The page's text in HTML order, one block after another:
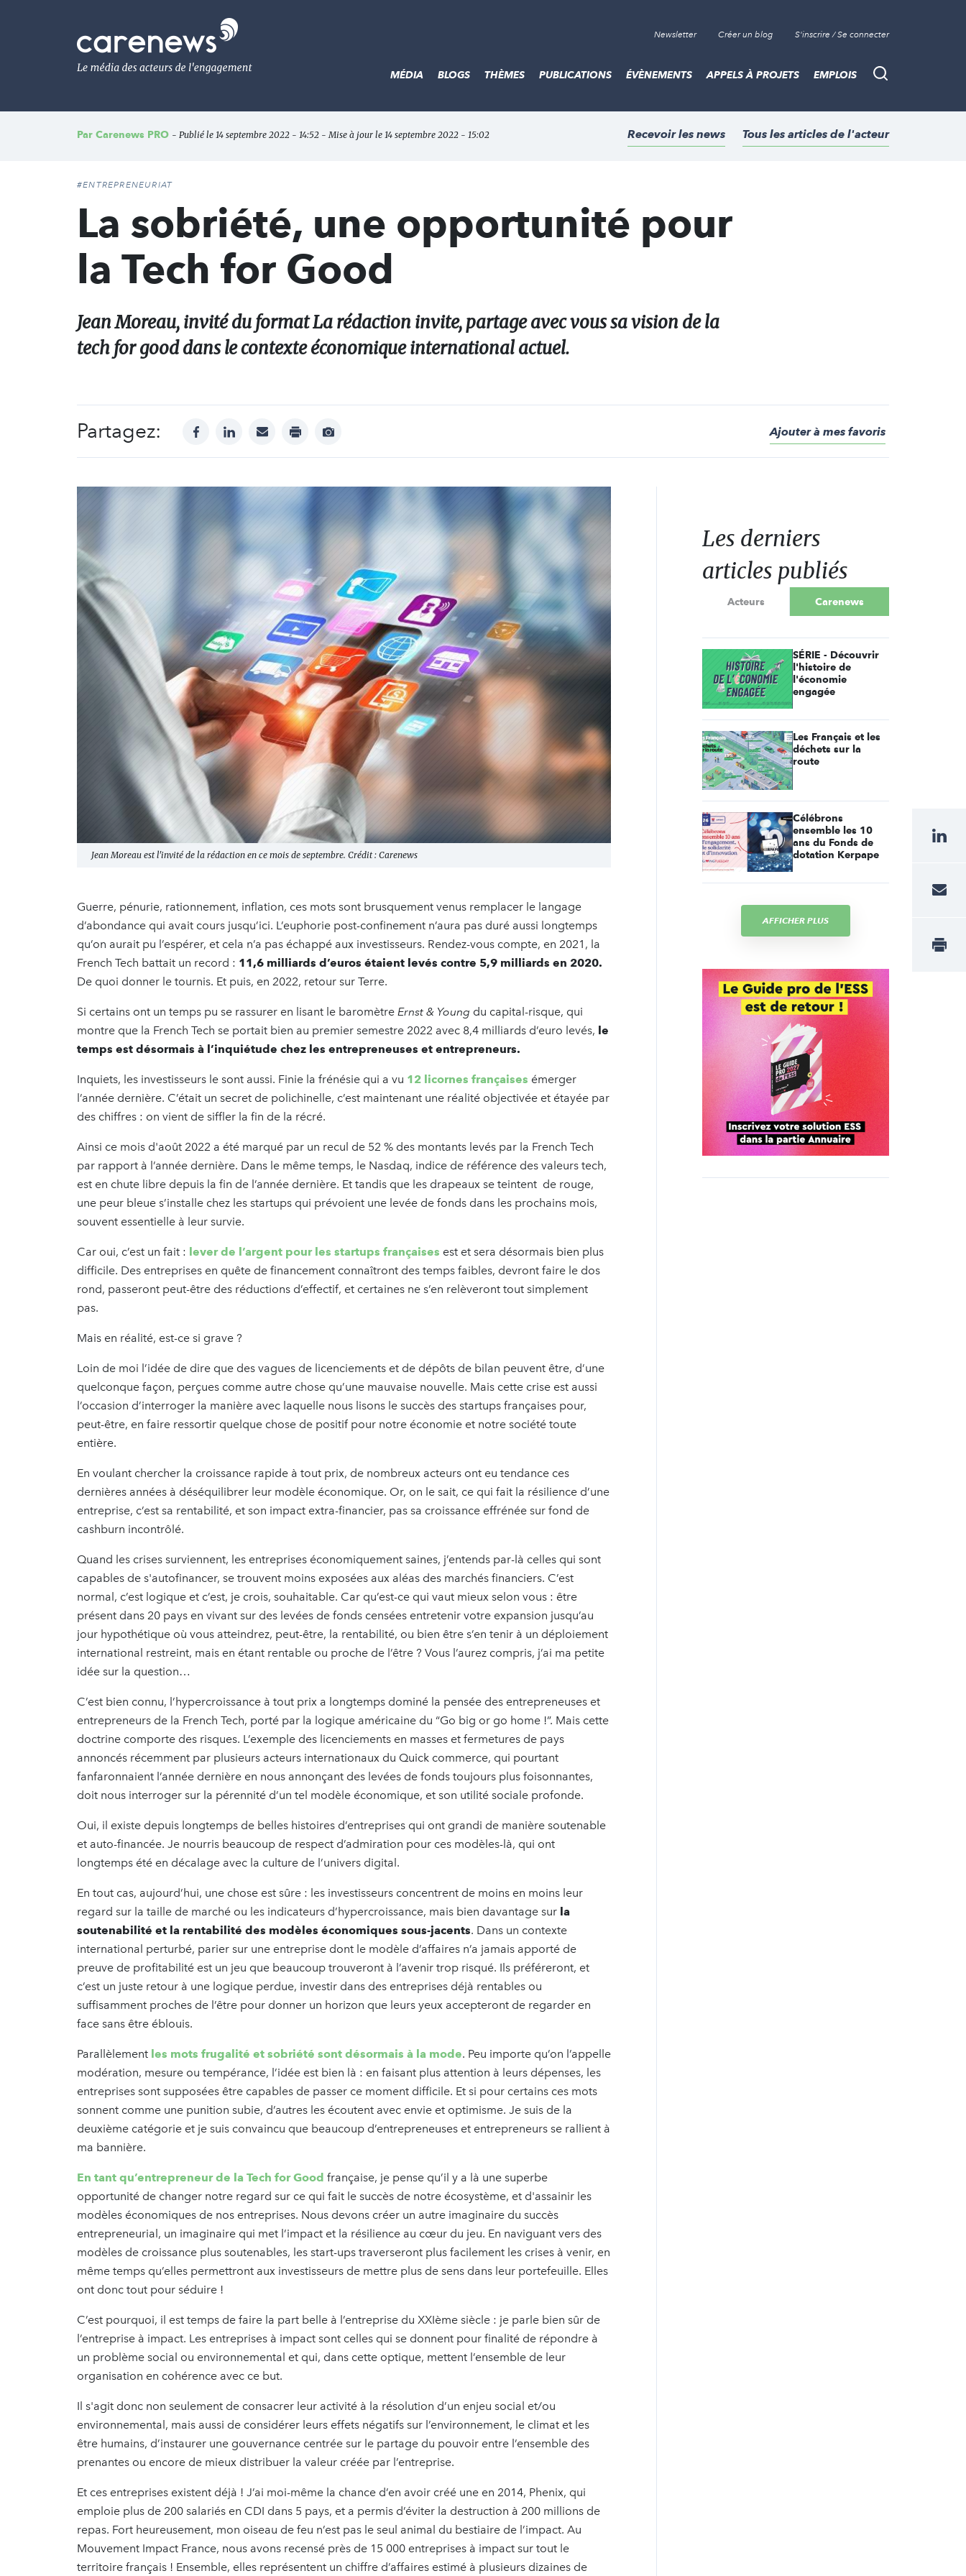
Le
média
de
l'engagement
Newsletter Créer un blog S'inscrire / Se connecter
Recherche
MÉDIA BLOGS THÈMES PUBLICATIONS ÉVÈNEMENTS APPELS À PROJETS EMPLOIS
Par Carenews PRO - Publié le 14 septembre 2022 - 14:52 - Mise à jour le 14 septembre 2022 - 15:02 Recevoir les news Tous les articles de l'acteur
#ENTREPRENEURIAT
La sobriété, une opportunité pour
la Tech for Good
Jean Moreau, invité du format La rédaction invite, partage avec vous sa vision de la
tech for good dans le contexte économique international actuel.
Partagez: facebooklinkedinmail print
Afficher
Ajouter à mes favoris
Jean Moreau est l'invité de la rédaction en ce mois de septembre. Crédit : Carenews
Guerre, pénurie, rationnement, inflation, ces mots sont brusquement venus remplacer le langage
d’abondance qui avait cours jusqu’ici. L’euphorie post-confinement n’aura pas duré aussi longtemps
qu’on aurait pu l’espérer, et cela n’a pas échappé aux investisseurs. Rendez-vous compte, en 2021, la
French Tech battait un record : 11,6 milliards d’euros étaient levés contre 5,9 milliards en 2020.
De quoi donner le tournis. Et puis, en 2022, retour sur Terre.
Si certains ont un temps pu se rassurer en lisant le baromètre Ernst & Young du capital-risque, qui
montre que la French Tech se portait bien au premier semestre 2022 avec 8,4 milliards d’euro levés, le
temps est désormais à l’inquiétude chez les entrepreneuses et entrepreneurs.
Inquiets, les investisseurs le sont aussi. Finie la frénésie qui a vu 12 licornes françaises émerger
l’année dernière. C’était un secret de polichinelle, c’est maintenant une réalité objectivée et étayée par
des chiffres : on vient de siffler la fin de la récré.
Ainsi ce mois d'août 2022 a été marqué par un recul de 52 % des montants levés par la French Tech
par rapport à l’année dernière. Dans le même temps, le Nasdaq, indice de référence des valeurs tech,
est en chute libre depuis la fin de l’année dernière. Et tandis que les drapeaux se teintent de rouge,
une peur bleue s’installe chez les startups qui prévoient une levée de fonds dans les prochains mois,
souvent essentielle à leur survie.
Car oui, c’est un fait : lever de l’argent pour les startups françaises est et sera désormais bien plus
difficile. Des entreprises en quête de financement connaîtront des temps faibles, devront faire le dos
rond, passeront peut-être des réductions d’effectif, et certaines ne s’en relèveront tout simplement
pas.
Mais en réalité, est-ce si grave ?
Loin de moi l’idée de dire que des vagues de licenciements et de dépôts de bilan peuvent être, d’une
quelconque façon, perçues comme autre chose qu’une mauvaise nouvelle. Mais cette crise est aussi
l’occasion d’interroger la manière avec laquelle nous lisons le succès des startups françaises pour,
peut-être, en faire ressortir quelque chose de positif pour notre économie et notre société toute
entière.
En voulant chercher la croissance rapide à tout prix, de nombreux acteurs ont eu tendance ces
dernières années à déséquilibrer leur modèle économique. Or, on le sait, ce qui fait la résilience d’une
entreprise, c’est sa rentabilité, et son impact extra-financier, pas sa croissance effrénée sur fond de
cashburn incontrôlé.
Quand les crises surviennent, les entreprises économiquement saines, j’entends par-là celles qui sont
capables de s'autofinancer, se trouvent moins exposées aux aléas des marchés financiers. C’est
normal, c’est logique et c’est, je crois, souhaitable. Car qu’est-ce qui vaut mieux selon vous : être
présent dans 20 pays en vivant sur des levées de fonds censées entretenir votre expansion jusqu’au
jour hypothétique où vous atteindrez, peut-être, la rentabilité, ou bien être s’en tenir à un déploiement
international restreint, mais en étant rentable ou proche de l’être ? Vous l’aurez compris, j’ai ma petite
idée sur la question…
C’est bien connu, l’hypercroissance à tout prix a longtemps dominé la pensée des entrepreneuses et
entrepreneurs de la French Tech, porté par la logique américaine du “Go big or go home !”. Mais cette
doctrine comporte des risques. L’exemple des licenciements en masses et fermetures de pays
annoncés récemment par plusieurs acteurs internationaux du Quick commerce, qui pourtant
fanfaronnaient l’année dernière en nous annonçant des levées de fonds toujours plus foisonnantes,
doit nous interroger sur la pérennité d’un tel modèle économique, et son utilité sociale profonde.
Oui, il existe depuis longtemps de belles histoires d’entreprises qui ont grandi de manière soutenable
et auto-financée. Je nourris beaucoup de respect d’admiration pour ces modèles-là, qui ont
longtemps été en décalage avec la culture de l’univers digital.
En tout cas, aujourd’hui, une chose est sûre : les investisseurs concentrent de moins en moins leur
regard sur la taille de marché ou les indicateurs d’hypercroissance, mais bien davantage sur la
soutenabilité et la rentabilité des modèles économiques sous-jacents. Dans un contexte
international perturbé, parier sur une entreprise dont le modèle d’affaires n’a jamais apporté de
preuve de profitabilité est un jeu que beaucoup trouveront à l’avenir trop risqué. Ils préféreront, et
c’est un juste retour à une logique perdue, investir dans des entreprises déjà rentables ou
suffisamment proches de l’être pour donner un horizon que leurs yeux accepteront de regarder en
face sans être éblouis.
Parallèlement les mots frugalité et sobriété sont désormais à la mode. Peu importe qu’on l’appelle
modération, mesure ou tempérance, l’idée est bien là : en faisant plus attention à leurs dépenses, les
entreprises sont supposées être capables de passer ce moment difficile. Et si pour certains ces mots
sonnent comme une punition subie, d’autres les écoutent avec envie et optimisme. Je suis de la
deuxième catégorie et je suis convaincu que beaucoup d’entrepreneuses et entrepreneurs se rallient à
ma bannière.
En tant qu’entrepreneur de la Tech for Good française, je pense qu’il y a là une superbe
opportunité de changer notre regard sur ce qui fait le succès de notre écosystème, et d'assainir les
modèles économiques de nos entreprises. Nous devons créer un autre imaginaire du succès
entrepreneurial, un imaginaire qui met l’impact et la résilience au cœur du jeu. En naviguant vers des
modèles de croissance plus soutenables, les start-ups traverseront plus facilement les crises à venir, en
même temps qu’elles permettront aux investisseurs de mettre plus de sens dans leur portefeuille. Elles
ont donc tout pour séduire !
C’est pourquoi, il est temps de faire la part belle à l’entreprise du XXIème siècle : je parle bien sûr de
l’entreprise à impact. Les entreprises à impact sont celles qui se donnent pour finalité de répondre à
un problème social ou environnemental et qui, dans cette optique, mettent l’ensemble de leur
organisation en cohérence avec ce but.
Il s'agit donc non seulement de consacrer leur activité à la résolution d’un enjeu social et/ou
environnemental, mais aussi de considérer leurs effets négatifs sur l’environnement, le climat et les
être humains, d’instaurer une gouvernance centrée sur le partage du pouvoir entre l’ensemble des
prenantes ou encore de mieux distribuer la valeur créée par l’entreprise.
Et ces entreprises existent déjà ! J’ai moi-même la chance d’en avoir créé une en 2014, Phenix, qui
emploie plus de 200 salariés en CDI dans 5 pays, et a permis d’éviter la destruction à 200 millions de
repas. Fort heureusement, mon oiseau de feu n’est pas le seul animal du bestiaire de l’impact. Au
Mouvement Impact France, nous avons recensé près de 15 000 entreprises à impact sur tout le
territoire français ! Ensemble, elles représentent un chiffre d’affaires estimé à plusieurs dizaines de
Les derniers
articles publiés
Acteurs Carenews
SÉRIE - Découvrir
l'histoire de
l'économie
engagée
Les Français et les
déchets sur la
route
Célébrons
ensemble les 10
ans du Fonds de
dotation Kerpape
AFFICHER PLUS